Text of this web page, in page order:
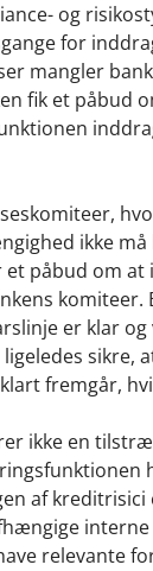
og
for
mangler
fik et påbud
ikke
et påbud om
er klar
fremgår,
ikke en
af
relevante